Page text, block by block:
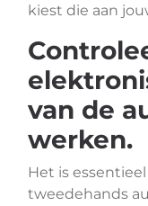
kiest die aan
van de
werken.
Het is
tweedehands